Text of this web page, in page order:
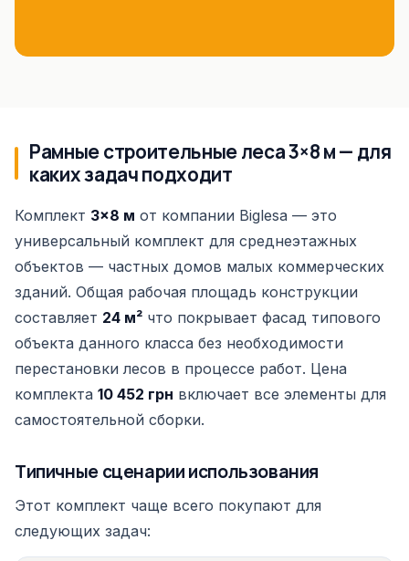
Рамные строительные леса 3×8 м — для
каких задач подходит
Комплект 3×8 м от компании Biglesa — это
универсальный комплект для среднеэтажных
объектов — частных домов малых коммерческих
зданий. Общая рабочая площадь конструкции
составляет 24 м² что покрывает фасад типового
объекта данного класса без необходимости
перестановки лесов в процессе работ. Цена
комплекта 10 452 грн включает все элементы для
самостоятельной сборки.
Типичные сценарии использования
Этот комплект чаще всего покупают для
следующих задач: